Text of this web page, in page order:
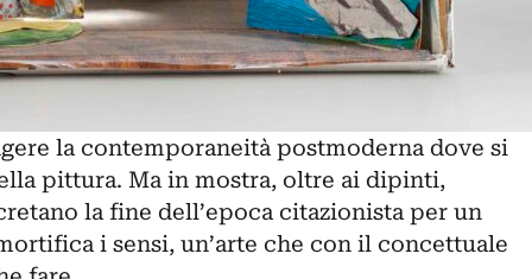
la contemporaneità postmoderna dove si
pittura. Ma in mostra, oltre ai dipinti,
la fine dell’epoca citazionista per un
i sensi, un’arte che con il concettuale